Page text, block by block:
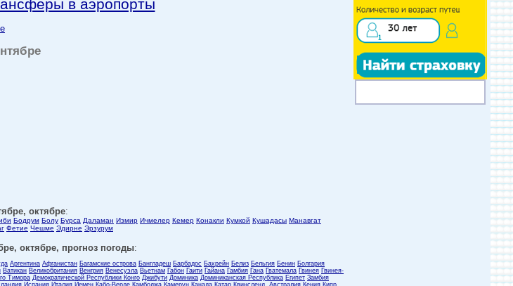
в аэропорты
октябре:
Бодрум Болу Бурса Даламан Измир Ичмелер Кемер Конакли Кумкой Кушадасы Манавгат
Фетие Чешме Эдирне Эрзурум
октябре, прогноз погоды:
Аргентина Афганистан Багамские острова Бангладеш Барбадос Бахрейн Белиз Бельгия Бенин Болгария
Ватикан Великобритания Венгрия Венесуэла Вьетнам Габон Гаити Гайана Гамбия Гана Гватемала Гвинея Гвинея-
Тимора Демократической Республики Конго Джибути Доминика Доминиканская Республика Египет Замбия
Испания Италия Йемен Кабо-Верде Камбоджа Камерун Канада Катар Квинсленд, Австралия Кения Кипр